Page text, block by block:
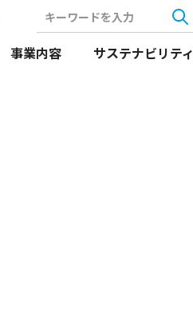
キーワードを入力
事業内容 サステナビリティ